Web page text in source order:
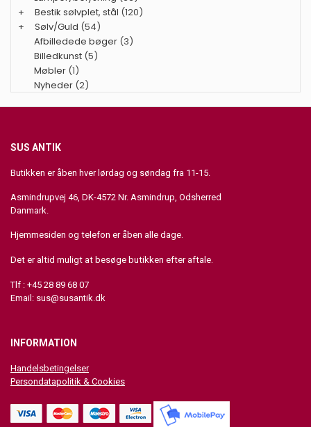
+
Bestik sølvplet, stål (120)
+
Sølv/Guld (54)
Afbilledede bøger (3)
Billedkunst (5)
Møbler (1)
Nyheder (2)
SUS ANTIK
Butikken er åben hver lørdag og søndag fra 11-15.
Asmindrupvej 46, DK-4572 Nr. Asmindrup, Odsherred
Danmark.
Hjemmesiden og telefon er åben alle dage.
Det er altid muligt at besøge butikken efter aftale.
Tlf : +45 28 89 68 07
Email: sus@susantik.dk
INFORMATION
Handelsbetingelser
Persondatapolitik & Cookies